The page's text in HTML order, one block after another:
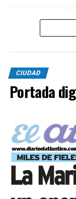
La imagen del
las calles del
sumaron al
expresiones de fe.
En paralelo,
y trabajo, para
desocupados.
CIUDAD
Portada